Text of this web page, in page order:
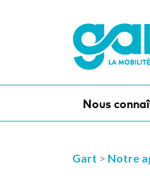
Nous
Gart > Notre